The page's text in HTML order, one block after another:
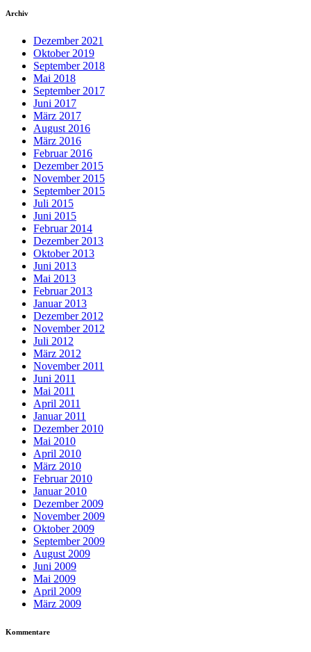
Archiv
Dezember 2021
Oktober 2019
September 2018
Mai 2018
September 2017
Juni 2017
März 2017
August 2016
März 2016
Februar 2016
Dezember 2015
November 2015
September 2015
Juli 2015
Juni 2015
Februar 2014
Dezember 2013
Oktober 2013
Juni 2013
Mai 2013
Februar 2013
Januar 2013
Dezember 2012
November 2012
Juli 2012
März 2012
November 2011
Juni 2011
Mai 2011
April 2011
Januar 2011
Dezember 2010
Mai 2010
April 2010
März 2010
Februar 2010
Januar 2010
Dezember 2009
November 2009
Oktober 2009
September 2009
August 2009
Juni 2009
Mai 2009
April 2009
März 2009
Kommentare